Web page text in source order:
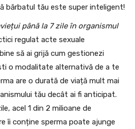
bărbatul tău este super inteligent!
până la 7 zile în organismul
regulat acte sexuale
să ai grijă cum gestionezi
o modalitate alternativă de a te
are o durată de viață mult mai
tău decât ai fi anticipat.
acel 1 din 2 milioane de
îi conține sperma poate ajunge